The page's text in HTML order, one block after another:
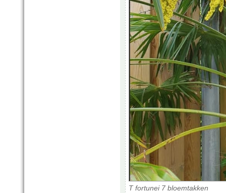
T fortunei 7 bloemtakken